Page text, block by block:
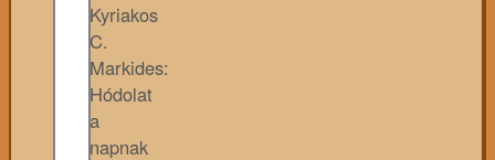
Kyriakos
C.
Markides:
Hódolat
a
napnak